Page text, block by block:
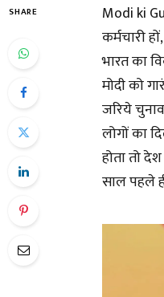
SHARE
Modi ki
कर्मचारी
भारत का
मोदी को
जरिये
लोगों का
होता तो
साल पहले